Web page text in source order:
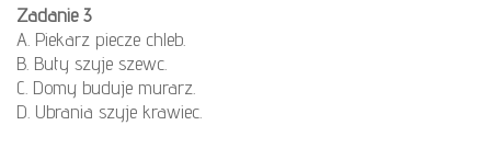
Zadanie 3
A. Piekarz piecze chleb.
B. Buty szyje szewc.
C. Domy buduje murarz.
D. Ubrania szyje krawiec.